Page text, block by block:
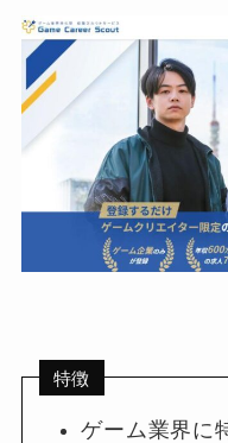
特徴
ゲーム業界に